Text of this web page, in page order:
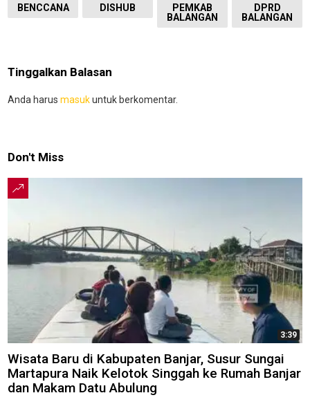
BENCCANA DISHUB
PEMKAB
BALANGAN
DPRD
BALANGAN
Tinggalkan Balasan
Anda harus masukuntuk berkomentar.
Don't Miss
3:39
Wisata Baru di Kabupaten Banjar, Susur Sungai
Martapura Naik Kelotok Singgah ke Rumah Banjar
dan Makam Datu Abulung